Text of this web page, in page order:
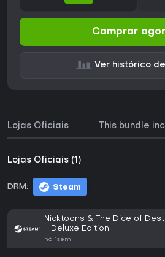
Comprar
Ver histórico
Lojas Oficiais This bundle
Lojas Oficiais (1)
DRM: Steam
Nicktoons & The Dice of
- Deluxe Edition
há 1sem